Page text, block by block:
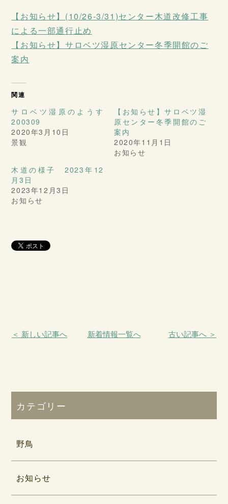
【お知らせ】(10/26-3/31)センター木道改修工事
による一部通行止め
【お知らせ】サロベツ湿原センター冬季開館のご
案内
関連
サロベツ湿原のようす
200309
2020年3月10日
景観
【お知らせ】サロベツ湿
原センター冬季開館のご
案内
2020年11月1日
お知らせ
木道の様子 2023年12
月3日
2023年12月3日
お知らせ
＜ 新しい記事へ 新着情報一覧へ 古い記事へ ＞
カテゴリー
野鳥
お知らせ